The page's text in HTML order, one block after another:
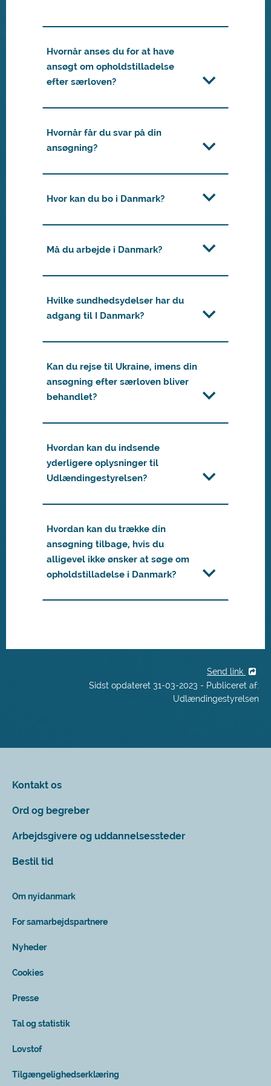
Hvornår anses du for at have
ansøgt om opholdstilladelse
efter særloven?
Hvornår får du svar på din
ansøgning?
Hvor kan du bo i Danmark?
Må du arbejde i Danmark?
Hvilke sundhedsydelser har du
adgang til I Danmark?
Kan du rejse til Ukraine, imens din
ansøgning efter særloven bliver
behandlet?
Hvordan kan du indsende
yderligere oplysninger til
Udlændingestyrelsen?
Hvordan kan du trække din
ansøgning tilbage, hvis du
alligevel ikke ønsker at søge om
opholdstilladelse i Danmark?
Send link
Sidst opdateret 31-03-2023 - Publiceret af:
Udlændingestyrelsen
Kontakt os
Ord og begreber
Arbejdsgivere og uddannelsessteder
Bestil tid
Om nyidanmark
For samarbejdspartnere
Nyheder
Cookies
Presse
Tal og statistik
Lovstof
Tilgængelighedserklæring